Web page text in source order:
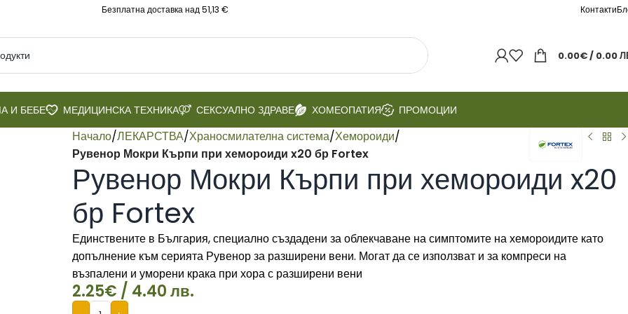
Безплатна доставка над 51,13 € Контакти
0.00€/ 0.00
И БЕБЕ МЕДИЦИНСКА ТЕХНИКА СЕКСУАЛНО ЗДРАВЕ ХОМЕОПАТИЯ ПРОМОЦИИ
Начало/ЛЕКАРСТВА/Храносмилателна система/Хемороиди/
Рувенор Мокри Кърпи при хемороиди x20 бр Fortex
Рувенор Мокри Кърпи при хемороиди x20
бр Fortex
Единствените в България, специално създадени за облекчаване на симптомите на хемороидите като
допълнение към серията Рувенор за разширени вени. Могат да се използват и за компреси на
възпалени и уморени крака при хора с разширени вени
2.25€ / 4.40 лв.